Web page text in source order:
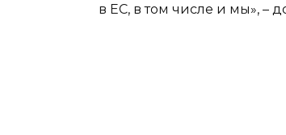
в ЕС, в том числе и мы», –